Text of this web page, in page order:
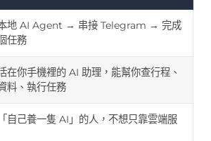
地 AI Agent → 串接 Telegram → 完成
任務
在你手機裡的 AI 助理，能幫你查行程、
料、執行任務
自己養一隻 AI」的人，不想只靠雲端服